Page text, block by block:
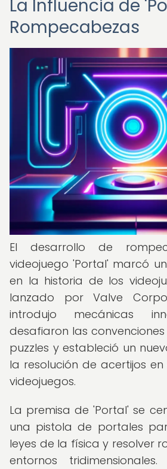
La Influencia de
Rompecabezas
El desarrollo de
videojuego 'Portal' marcó
en la historia de los
lanzado por Valve
introdujo mecánicas
desafiaron las
puzzles y estableció un
la resolución de acertijos
videojuegos.
La premisa de 'Portal' se
una pistola de portales
leyes de la física y resolver
entornos